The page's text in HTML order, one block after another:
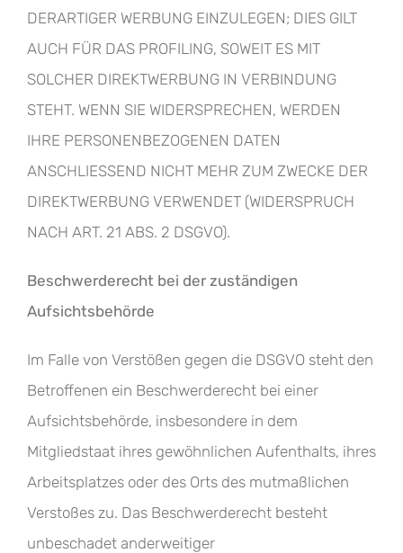
DERARTIGER WERBUNG EINZULEGEN; DIES GILT
AUCH FÜR DAS PROFILING, SOWEIT ES MIT
SOLCHER DIREKTWERBUNG IN VERBINDUNG
STEHT. WENN SIE WIDERSPRECHEN, WERDEN
IHRE PERSONENBEZOGENEN DATEN
ANSCHLIESSEND NICHT MEHR ZUM ZWECKE DER
DIREKTWERBUNG VERWENDET (WIDERSPRUCH
NACH ART. 21 ABS. 2 DSGVO).
Beschwerderecht bei der zuständigen
Aufsichtsbehörde
Im Falle von Verstößen gegen die DSGVO steht den
Betroffenen ein Beschwerderecht bei einer
Aufsichtsbehörde, insbesondere in dem
Mitgliedstaat ihres gewöhnlichen Aufenthalts, ihres
Arbeitsplatzes oder des Orts des mutmaßlichen
Verstoßes zu. Das Beschwerderecht besteht
unbeschadet anderweitiger